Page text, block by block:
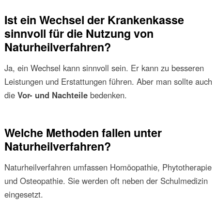
Ist ein Wechsel der Krankenkasse
sinnvoll für die Nutzung von
Naturheilverfahren?
Ja, ein Wechsel kann sinnvoll sein. Er kann zu besseren
Leistungen und Erstattungen führen. Aber man sollte auch
die Vor- und Nachteilebedenken.
Welche Methoden fallen unter
Naturheilverfahren?
Naturheilverfahren umfassen Homöopathie, Phytotherapie
und Osteopathie. Sie werden oft neben der Schulmedizin
eingesetzt.